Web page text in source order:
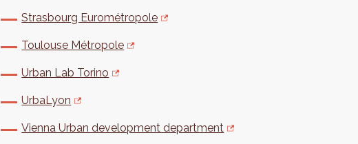
Strasbourg Eurométropole
Toulouse Métropole
Urban Lab Torino
UrbaLyon
Vienna Urban development department